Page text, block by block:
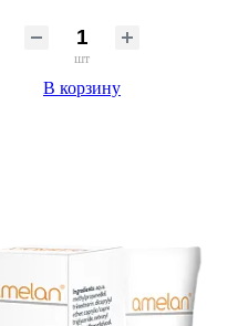
шт
В корзину